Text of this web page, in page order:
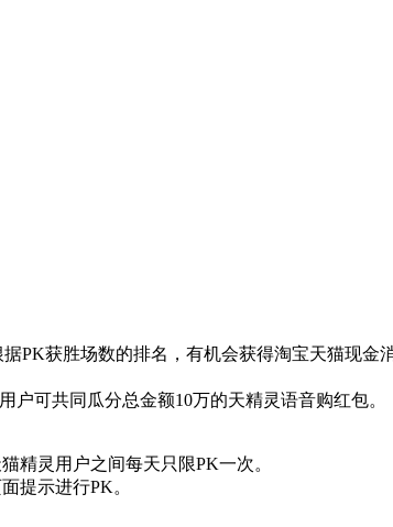
PK获胜场数的排名，有机会获得淘宝天猫现
户可共同瓜分总金额10万的天精灵语音购红包。
精灵用户之间每天只限PK一次。
提示进行PK。